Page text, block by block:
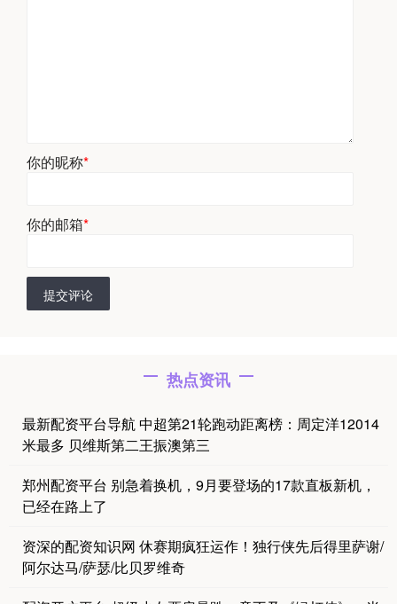
你的昵称*
你的邮箱*
提交评论
热点资讯
最新配资平台导航 中超第21轮跑动距离榜：周定洋12014
米最多 贝维斯第二王振澳第三
郑州配资平台 别急着换机，9月要登场的17款直板新机，
已经在路上了
资深的配资知识网 休赛期疯狂运作！独行侠先后得里萨谢/
阿尔达马/萨瑟/比贝罗维奇